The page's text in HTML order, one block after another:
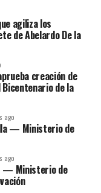
agiliza los
de Abelardo De la
creación de
de la
ago
— Ministerio de
ago
— Ministerio de